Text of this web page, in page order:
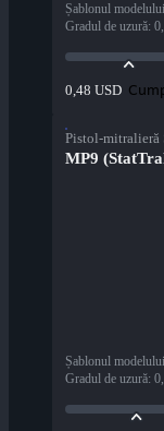
Șablonul modelului
Gradul de uzură:
0,48 USD
Pistol-
MP9
Șablonul modelului
Gradul de uzură: